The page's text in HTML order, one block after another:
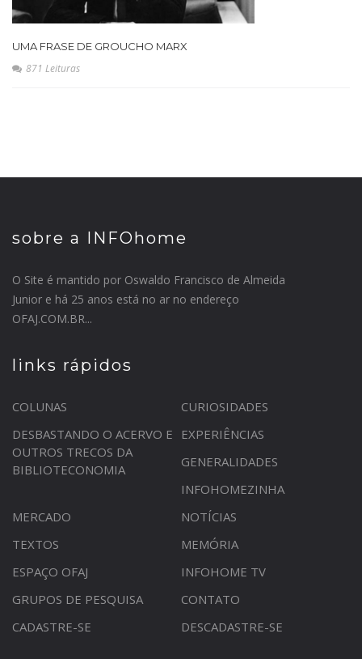
UMA FRASE DE GROUCHO MARX
871 Leituras
sobre a INFOhome
O Site é mantido por Oswaldo Francisco de Almeida
Junior e há 25 anos está no ar no endereço
OFAJ.COM.BR...
links rápidos
COLUNAS
CURIOSIDADES
DESBASTANDO O ACERVO E
OUTROS TRECOS DA
BIBLIOTECONOMIA
EXPERIÊNCIAS
GENERALIDADES
INFOHOMEZINHA
MERCADO
NOTÍCIAS
TEXTOS
MEMÓRIA
ESPAÇO OFAJ
INFOHOME TV
GRUPOS DE PESQUISA
CONTATO
CADASTRE-SE
DESCADASTRE-SE